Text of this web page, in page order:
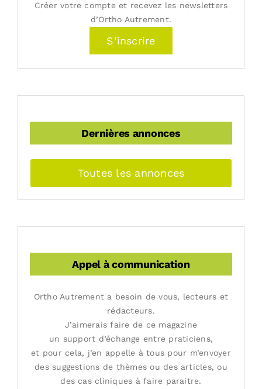
Créer votre compte et recevez les newsletters
d’Ortho Autrement.
S’inscrire
Dernières annonces
Toutes les annonces
Appel à communication
Ortho Autrement a besoin de vous, lecteurs et
rédacteurs.
J’aimerais faire de ce magazine
un support d’échange entre praticiens,
et pour cela, j’en appelle à tous pour m’envoyer
des suggestions de thèmes ou des articles, ou
des cas cliniques à faire paraitre.